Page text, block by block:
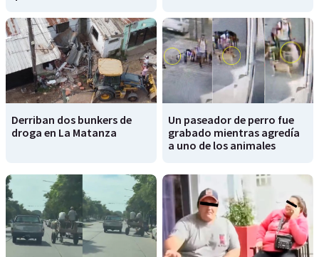
Derriban dos bunkers de
droga en La Matanza
Un paseador de perro fue
grabado mientras agredía
a uno de los animales